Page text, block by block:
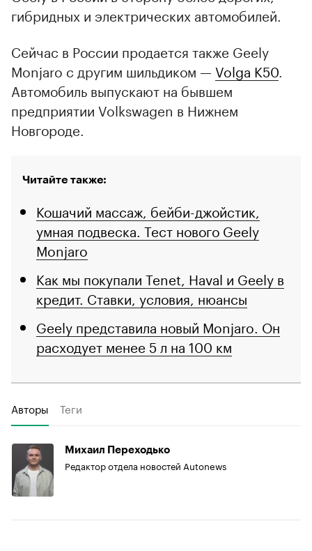
гибридных и электрических автомобилей.
Сейчас в России продается также Geely
Monjaro с другим шильдиком — Volga K50
Автомобиль выпускают на бывшем
предприятии Volkswagen в Нижнем
Новгороде.
Читайте также:
Кошачий массаж, бейби-джойстик,
умная подвеска. Тест нового Geely
Monjaro
Как мы покупали Tenet, Haval и Geely в
кредит. Ставки, условия, нюансы
Geely представила новый Monjaro. Он
расходует менее 5 л на 100 км
Авторы Теги
Михаил Переходько
Редактор отдела новостей Autonews